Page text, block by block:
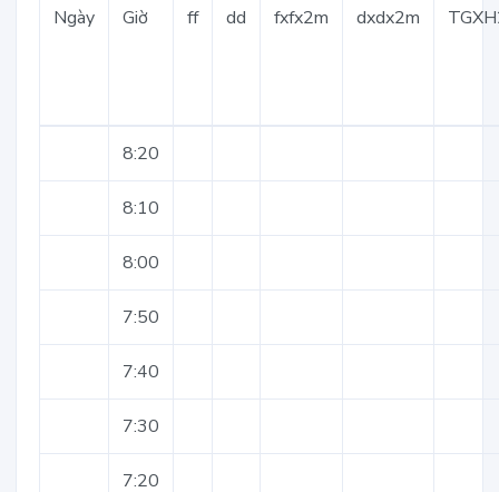
Ngày Giờ ff dd fxfx2m dxdx2m
8:20
8:10
8:00
7:50
7:40
7:30
7:20